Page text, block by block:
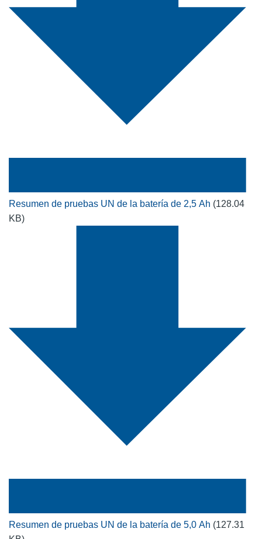
Resumen de pruebas UN de la batería de 2,5 Ah (128.04
KB)
Resumen de pruebas UN de la batería de 5,0 Ah (127.31